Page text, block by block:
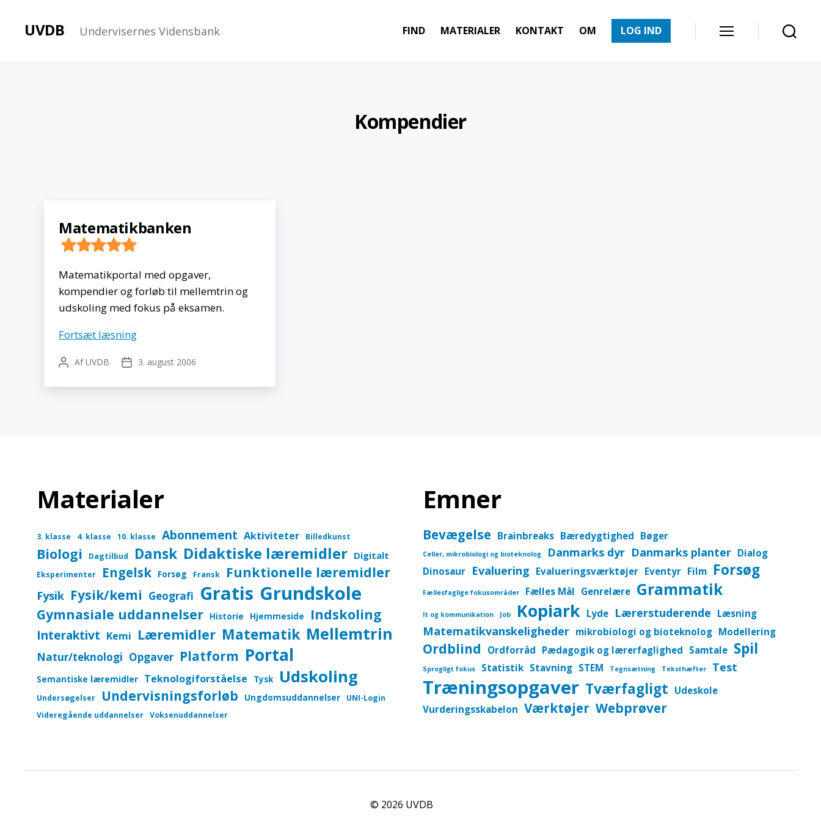
UVDB Undervisernes Vidensbank FIND MATERIALER KONTAKT OM LOG IND
Kompendier
Matematikbanken
Matematikportal med opgaver,
kompendier og forløb til mellemtrin og
udskoling med fokus på eksamen.
Fortsæt læsningMatematikbanken
Indlægsforfatter
AfUVDB Indlægsdato
3. august 2006
Materialer
3. klasse 4. klasse 10. klasse Abonnement Aktiviteter Billedkunst
Biologi Dagtilbud Dansk Didaktiske læremidler Digitalt
Eksperimenter Engelsk Forsøg Fransk Funktionelle læremidler
Fysik Fysik/kemi Geografi Gratis Grundskole
Gymnasiale uddannelser Historie Hjemmeside Indskoling
Interaktivt Kemi Læremidler Matematik Mellemtrin
Natur/teknologi Opgaver Platform Portal
Semantiske læremidler Teknologiforståelse Tysk Udskoling
Undersøgelser Undervisningsforløb Ungdomsuddannelser
UNI-Login
Videregående uddannelser Voksenuddannelser
Emner
Bevægelse Brainbreaks Bæredygtighed Bøger
Celler, mikrobiologi og bioteknolog Danmarks dyr Danmarks planter Dialog
Dinosaur Evaluering Evalueringsværktøjer Eventyr Film Forsøg
Fællesfaglige fokusområder Fælles Mål Genrelære Grammatik
It og kommunikation Job Kopiark Lyde Lærerstuderende Læsning
Matematikvanskeligheder mikrobiologi og bioteknolog Modellering
Ordblind Ordforråd Pædagogik og lærerfaglighed Samtale Spil
Sprogligt fokus Statistik Stavning STEM Tegnsætning Teksthæfter Test
Træningsopgaver Tværfagligt Udeskole
Vurderingsskabelon Værktøjer Webprøver
© 2026 UVDB